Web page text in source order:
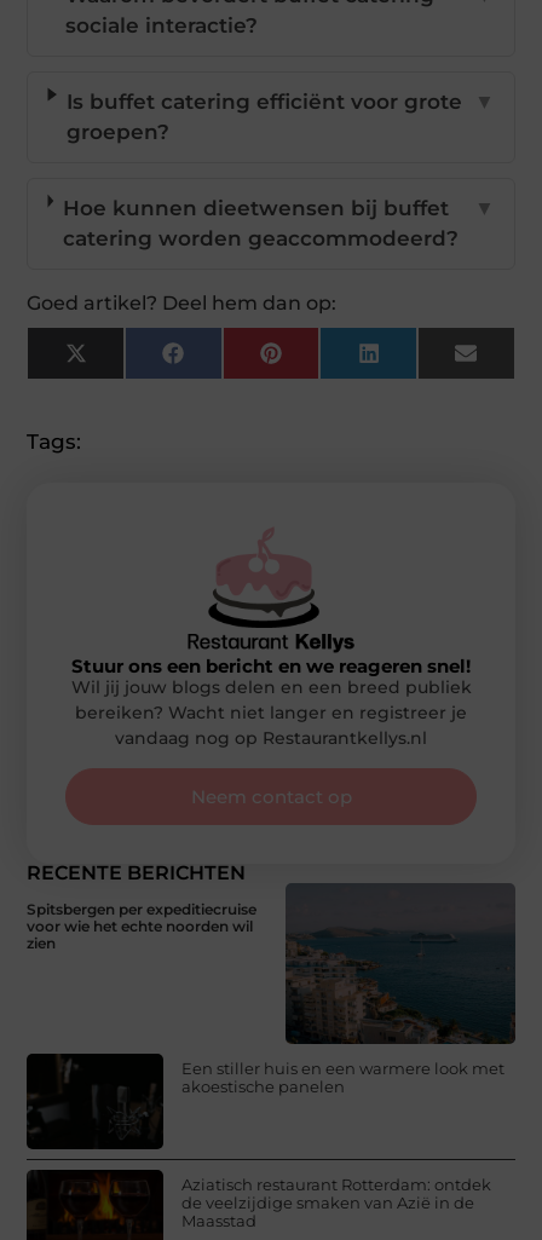
sociale interactie?
Is buffet catering efficiënt voor grote
groepen?
▼
Hoe kunnen dieetwensen bij buffet
catering worden geaccommodeerd?
▼
Goed artikel? Deel hem dan op:
X
(Twitter)
FacebookPinterestLinkedInEmail
Tags:
RECENTE BERICHTEN
Spitsbergen per expeditiecruise
voor wie het echte noorden wil
zien
Een stiller huis en een warmere look met
akoestische panelen
Aziatisch restaurant Rotterdam: ontdek
de veelzijdige smaken van Azië in de
Maasstad
Stuur ons een bericht en we reageren snel!
Wil jij jouw blogs delen en een breed publiek
bereiken? Wacht niet langer en registreer je
vandaag nog op Restaurantkellys.nl
Neem contact op